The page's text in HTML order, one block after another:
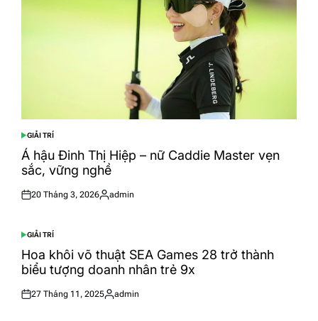
POSTED
IN
GIẢI TRÍ
Á hậu Đinh Thị Hiệp – nữ Caddie Master vẹn
sắc, vững nghề
Posted
20 Tháng 3, 2026
Posted
admin
POSTED
IN
GIẢI TRÍ
Hoa khôi võ thuật SEA Games 28 trở thành
biểu tượng doanh nhân trẻ 9x
Posted
27 Tháng 11, 2025
Posted
admin